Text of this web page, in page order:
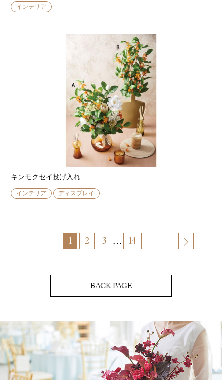
インテリア
キンモクセイ投げ入れ
インテリア ディスプレイ
1 2 3 … 14
BACK PAGE